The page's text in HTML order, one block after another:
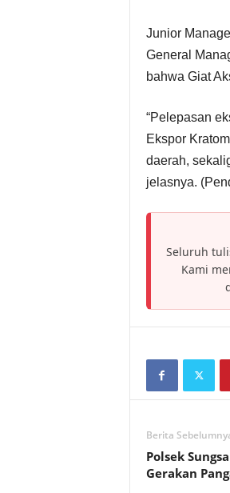
Junior
General
bahwa Giat
“Pelepasan
Ekspor
daerah,
jelasnya.
Seluruh
Kami
Berita
Polsek
Gerakan